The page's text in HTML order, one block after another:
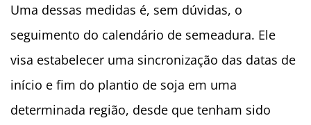
Uma dessas medidas é, sem dúvidas, o
seguimento do calendário de semeadura. Ele
visa estabelecer uma sincronização das datas de
início e fim do plantio de soja em uma
determinada região, desde que tenham sido